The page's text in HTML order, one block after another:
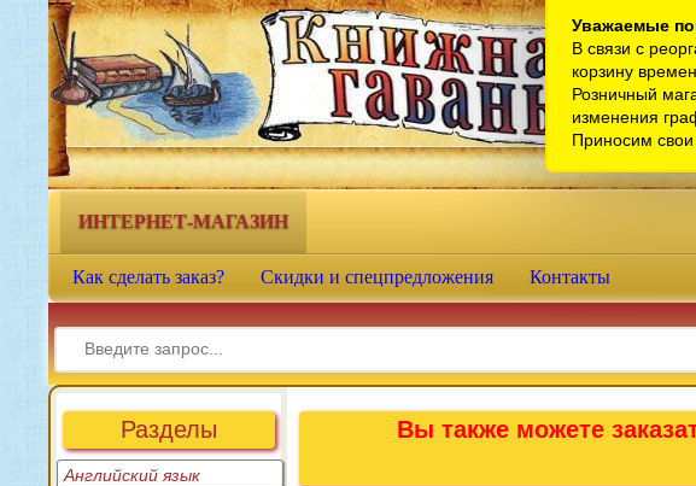
Книжная гавань - интернет-
магазин учебной литературы
ИНТЕРНЕТ-МАГАЗИН
Как сделать заказ? Скидки и спецпредложения Контакты
Разделы
Английский язык
Вы также можете
Уважаемые
В связи с
корзину
Розничный
изменения
Приносим свои